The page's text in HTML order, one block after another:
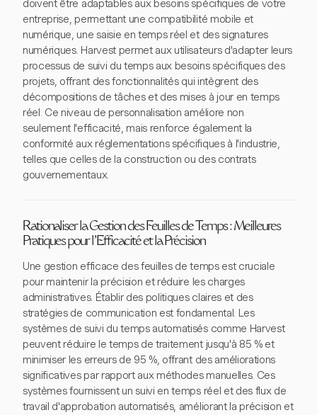
doivent être adaptables aux besoins spécifiques de votre
entreprise, permettant une compatibilité mobile et
numérique, une saisie en temps réel et des signatures
numériques. Harvest permet aux utilisateurs d'adapter leurs
processus de suivi du temps aux besoins spécifiques des
projets, offrant des fonctionnalités qui intègrent des
décompositions de tâches et des mises à jour en temps
réel. Ce niveau de personnalisation améliore non
seulement l'efficacité, mais renforce également la
conformité aux réglementations spécifiques à l'industrie,
telles que celles de la construction ou des contrats
gouvernementaux.
Rationaliser la Gestion des Feuilles de Temps : Meilleures
Pratiques pour l'Efficacité et la Précision
Une gestion efficace des feuilles de temps est cruciale
pour maintenir la précision et réduire les charges
administratives. Établir des politiques claires et des
stratégies de communication est fondamental. Les
systèmes de suivi du temps automatisés comme Harvest
peuvent réduire le temps de traitement jusqu'à 85 % et
minimiser les erreurs de 95 %, offrant des améliorations
significatives par rapport aux méthodes manuelles. Ces
systèmes fournissent un suivi en temps réel et des flux de
travail d'approbation automatisés, améliorant la précision et